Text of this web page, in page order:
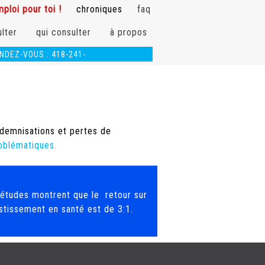
VOUS : 418-241-
pour toi ! chroniques faq
qui consulter à propos
et pertes de
montrent que le retour sur
en santé est de 3:1.